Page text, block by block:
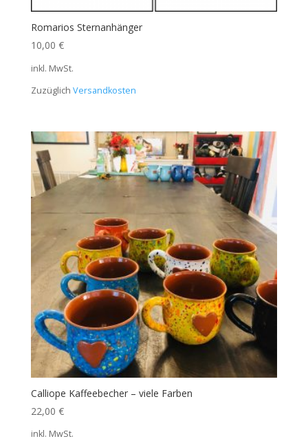
Romarios Sternanhänger
10,00 €
inkl. MwSt.
Zuzüglich Versandkosten
Calliope Kaffeebecher – viele Farben
22,00 €
inkl. MwSt.